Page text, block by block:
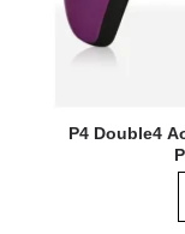
P4 Double4